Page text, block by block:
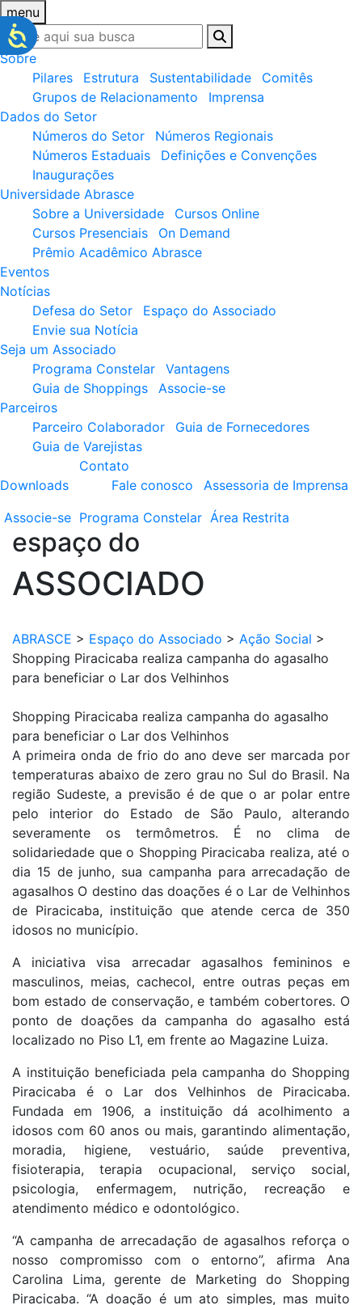
menu
Sobre
Pilares
Estrutura Sustentabilidade
Comitês
Grupos de Relacionamento
Imprensa
Dados do Setor
Números do Setor
Números Regionais
Números Estaduais
Definições e Convenções
Inaugurações
Universidade Abrasce
Sobre a Universidade
Cursos Online
Cursos Presenciais
On Demand
Prêmio Acadêmico Abrasce
Eventos
Notícias
Defesa do Setor
Espaço do Associado
Envie sua Notícia
Seja um Associado
Programa Constelar
Vantagens
Guia de Shoppings
Associe-se
Parceiros
Parceiro Colaborador
Guia de Fornecedores
Guia de Varejistas
Downloads
Contato
Fale conosco
Assessoria de Imprensa
Associe-se Programa Constelar Área Restrita
espaço do
ASSOCIADO
ABRASCE > Espaço do Associado > Ação Social >
Shopping Piracicaba realiza campanha do agasalho
para beneficiar o Lar dos Velhinhos
Shopping Piracicaba realiza campanha do agasalho
para beneficiar o Lar dos Velhinhos
A primeira onda de frio do ano deve ser marcada por
temperaturas abaixo de zero grau no Sul do Brasil. Na
região Sudeste, a previsão é de que o ar polar entre
pelo interior do Estado de São Paulo, alterando
severamente os termômetros. É no clima de
solidariedade que o Shopping Piracicaba realiza, até o
dia 15 de junho, sua campanha para arrecadação de
agasalhos O destino das doações é o Lar de Velhinhos
de Piracicaba, instituição que atende cerca de 350
idosos no município.
A iniciativa visa arrecadar agasalhos femininos e
masculinos, meias, cachecol, entre outras peças em
bom estado de conservação, e também cobertores. O
ponto de doações da campanha do agasalho está
localizado no Piso L1, em frente ao Magazine Luiza.
A instituição beneficiada pela campanha do Shopping
Piracicaba é o Lar dos Velhinhos de Piracicaba.
Fundada em 1906, a instituição dá acolhimento a
idosos com 60 anos ou mais, garantindo alimentação,
moradia, higiene, vestuário, saúde preventiva,
fisioterapia, terapia ocupacional, serviço social,
psicologia, enfermagem, nutrição, recreação e
atendimento médico e odontológico.
“A campanha de arrecadação de agasalhos reforça o
nosso compromisso com o entorno”, afirma Ana
Carolina Lima, gerente de Marketing do Shopping
Piracicaba. “A doação é um ato simples, mas muito